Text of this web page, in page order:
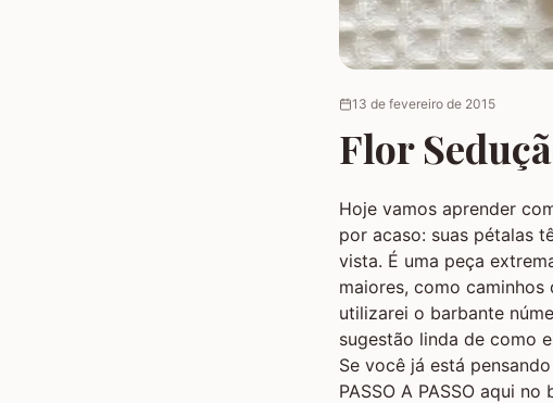
13 de fevereiro de 2015
Flor
Hoje vamos aprender
por acaso: suas pétalas
vista. É uma peça
maiores, como
utilizarei o barbante
sugestão linda de como
Se você já está
PASSO A PASSO aqui no